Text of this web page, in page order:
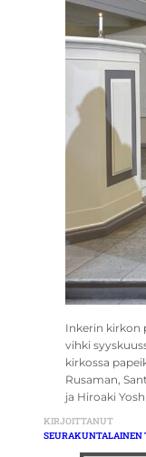
Inkerin kirkon
vihki
kirkossa
Rusaman,
ja Hiroaki
KIRJOITTANUT
SEURAKUNTALAINEN